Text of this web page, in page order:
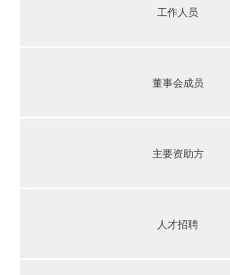
工作人员
董事会成员
主要资助方
人才招聘